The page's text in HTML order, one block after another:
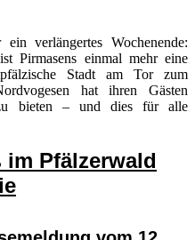
verlängertes Wochenende:
Pirmasens einmal mehr eine
Stadt am Tor zum
hat ihren Gästen
bieten – und dies für alle
Pfälzerwald